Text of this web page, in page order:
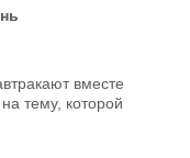
вместе
тему, которой